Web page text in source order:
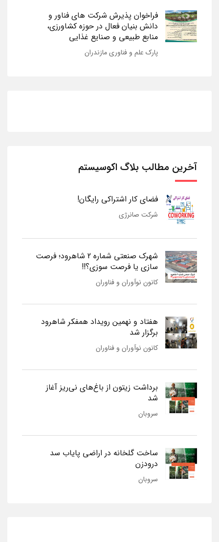
فراخوان پذیرش شرکت های فناور و
دانش بنیان فعال در حوزه کشاورزی،
منابع طبیعی و صنایع غذایی
پارک علم و فناوری مازندران
آخرین مطالب بلاگ اکوسیستم
فضای کار اشتراکی رایگان!
شرکت صانرژی
شهرک صنعتی شماره 2 شاهرود؛ فرصت
سازی یا فرصت سوزی؟!!
کانون نوآوران و فناوران
هفتاد و نهمین رویداد همفکر شاهرود
برگزار شد
کانون نوآوران و فناوران
برداشت زیتون از باغ‌های نی‌ریز آغاز
شد
سروبان
ساخت گلخانه در اراضی پایاب سد
درودزن
سروبان